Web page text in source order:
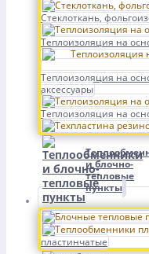
Стеклоткань,
Теплоизоляция на
Теплоизоляция на
аксессуары
Теплоизоляция на
и блочно-
тепловые
пункты
пластинчатые